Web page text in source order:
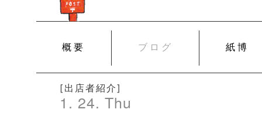
CONTENT
概要 ブログ 紙博
[出店者紹介]
1. 24. Thu